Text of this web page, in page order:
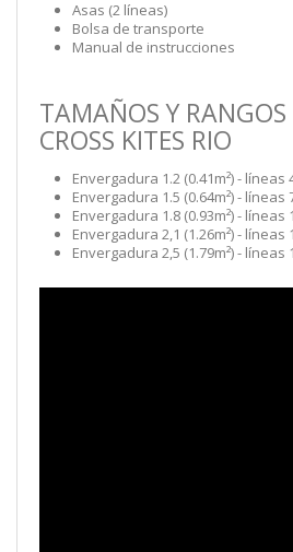
Asas (2 líneas)
Bolsa de transporte
Manual de instrucciones
TAMAÑOS Y
CROSS KITES RIO
Envergadura 1.2 (0.41m²) - líneas
Envergadura 1.5 (0.64m²) - líneas
Envergadura 1.8 (0.93m²) - líneas
Envergadura 2,1 (1.26m²) - líneas
Envergadura 2,5 (1.79m²) - líneas